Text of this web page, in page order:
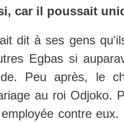
car il poussait
dit à ses gens
Egbas si
Peu après, le
au roi Odjoko.
contre